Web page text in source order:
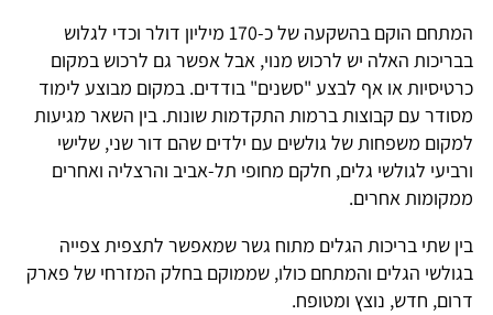
המתחם הוקם בהשקעה של כ-170 מיליון דולר וכדי לגלוש
בבריכות האלה יש לרכוש מנוי, אבל אפשר גם לרכוש במקום
כרטיסיות או אף לבצע "סשנים" בודדים. במקום מבוצע לימוד
מסודר עם קבוצות ברמות התקדמות שונות. בין השאר מגיעות
למקום משפחות של גולשים עם ילדים שהם דור שני, שלישי
ורביעי לגולשי גלים, חלקם מחופי תל-אביב והרצליה ואחרים
ממקומות אחרים.
בין שתי בריכות הגלים מתוח גשר שמאפשר לתצפית צפייה
בגולשי הגלים והמתחם כולו, שממוקם בחלק המזרחי של פארק
דרום, חדש, נוצץ ומטופח.